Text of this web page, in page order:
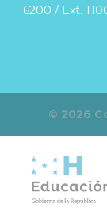
6200 / Ext.
© 2026